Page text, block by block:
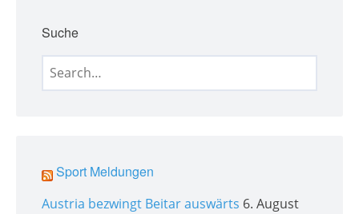
Suche
Search
Sport Meldungen
Austria bezwingt Beitar auswärts 6. August